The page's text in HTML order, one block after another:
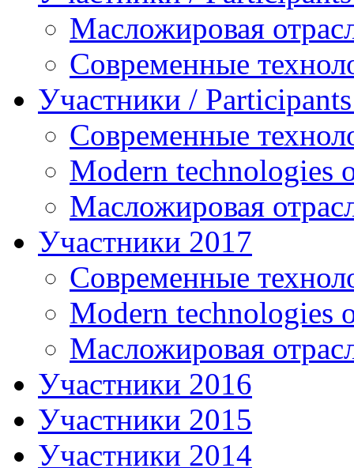
Масложировая
Современные
Участники /
Современные
Modern technologies
Масложировая
Участники 2017
Современные
Modern technologies
Масложировая
Участники 2016
Участники 2015
Участники 2014